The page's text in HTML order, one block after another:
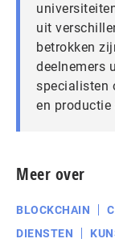
uit
betrokken
deelnemers
specialisten
en productie
Meer over
BLOCKCHAIN
DIENSTEN